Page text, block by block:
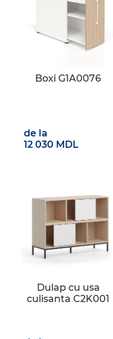
Boxi G1A0076
de la
12 030 MDL
Dulap cu usa
culisanta C2K001